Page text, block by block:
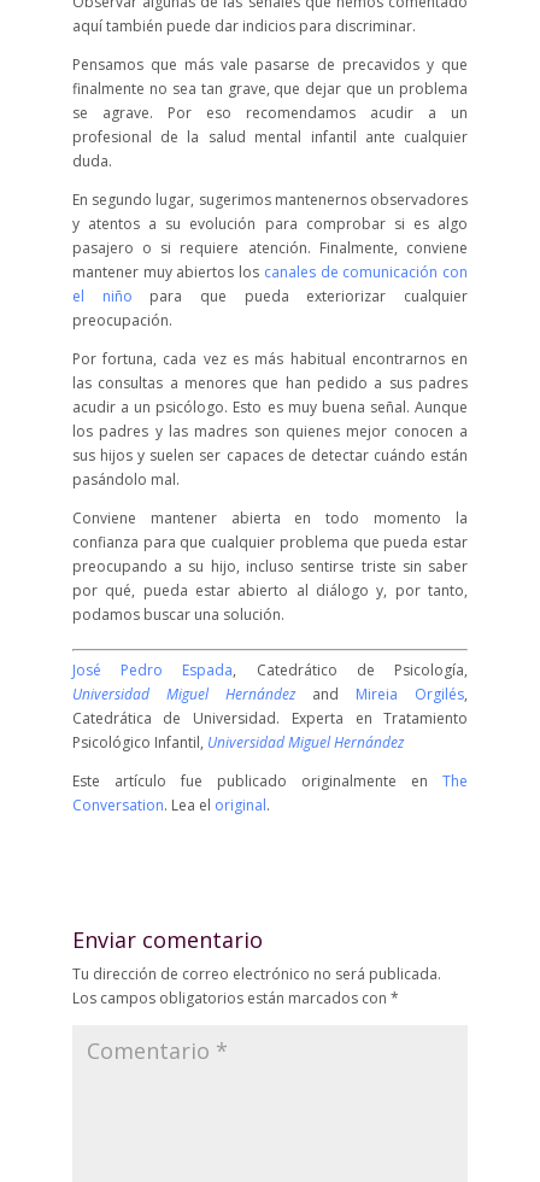
aquí también puede dar indicios para discriminar.
Pensamos que más vale pasarse de precavidos y que
finalmente no sea tan grave, que dejar que un problema
se agrave. Por eso recomendamos acudir a un
profesional de la salud mental infantil ante cualquier
duda.
En segundo lugar, sugerimos mantenernos observadores
y atentos a su evolución para comprobar si es algo
pasajero o si requiere atención. Finalmente, conviene
mantener muy abiertos los canales de comunicación con
el niño para que pueda exteriorizar cualquier
preocupación.
Por fortuna, cada vez es más habitual encontrarnos en
las consultas a menores que han pedido a sus padres
acudir a un psicólogo. Esto es muy buena señal. Aunque
los padres y las madres son quienes mejor conocen a
sus hijos y suelen ser capaces de detectar cuándo están
pasándolo mal.
Conviene mantener abierta en todo momento la
confianza para que cualquier problema que pueda estar
preocupando a su hijo, incluso sentirse triste sin saber
por qué, pueda estar abierto al diálogo y, por tanto,
podamos buscar una solución.
José Pedro Espada, Catedrático de Psicología,
Universidad Miguel Hernándezand Mireia Orgilés,
Catedrática de Universidad. Experta en Tratamiento
Psicológico Infantil, Universidad Miguel Hernández
Este artículo fue publicado originalmente enThe
Conversation. Lea el original.
Enviar comentario
Tu dirección de correo electrónico no será publicada.
Los campos obligatorios están marcados con *